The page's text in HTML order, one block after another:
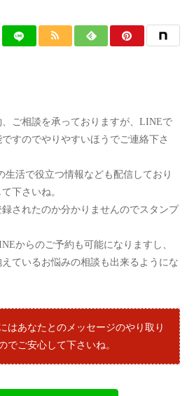
ご相談を承っておりますが、LINEで
すのでやりやすいほうでご連絡下さ
活で役立つ情報なども配信しており
下さいね。
されたのか分かりませんのでスタンプ
からのご予約も可能になりますし、
ているお悩みの相談も出来るようにな
はあなたとのメッセージのやり取り
でご安心して下さいね。